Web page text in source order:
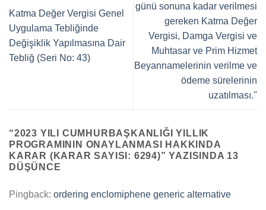
Katma Değer Vergisi Genel
Uygulama Tebliğinde
Değişiklik Yapılmasına Dair
Tebliğ (Seri No: 43)
günü sonuna kadar verilmesi
gereken Katma Değer
Vergisi, Damga Vergisi ve
Muhtasar ve Prim Hizmet
Beyannamelerinin verilme ve
ödeme sürelerinin
uzatılması."
“2023 YILI CUMHURBAŞKANLIĞI YILLIK
PROGRAMININ ONAYLANMASI HAKKINDA
KARAR (KARAR SAYISI: 6294)” YAZISINDA 13
DÜŞÜNCE
Pingback: ordering enclomiphene generic alternative